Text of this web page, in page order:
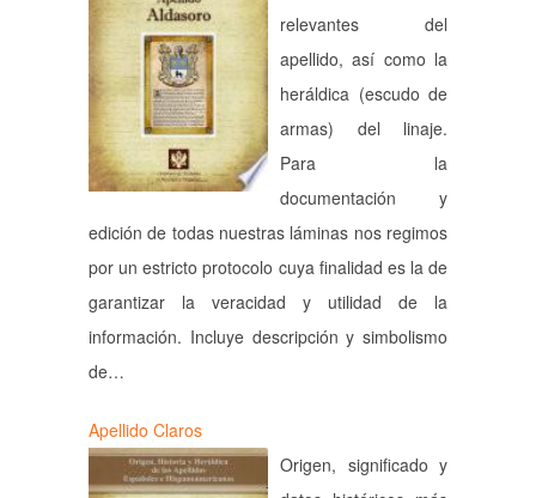
relevantes del
apellido, así como la
heráldica (escudo de
armas) del linaje.
Para la
documentación y
edición de todas nuestras láminas nos regimos
por un estricto protocolo cuya finalidad es la de
garantizar la veracidad y utilidad de la
información. Incluye descripción y simbolismo
de…
Apellido Claros
Origen, significado y